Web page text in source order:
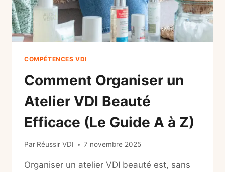
COMPÉTENCES VDI
Comment Organiser un
Atelier VDI Beauté
Efficace (Le Guide A à Z)
Par Réussir VDI 7 novembre 2025
Organiser un atelier VDI beauté est, sans